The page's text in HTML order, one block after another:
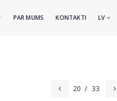
PAR MUMS KONTAKTI LV
20 / 33